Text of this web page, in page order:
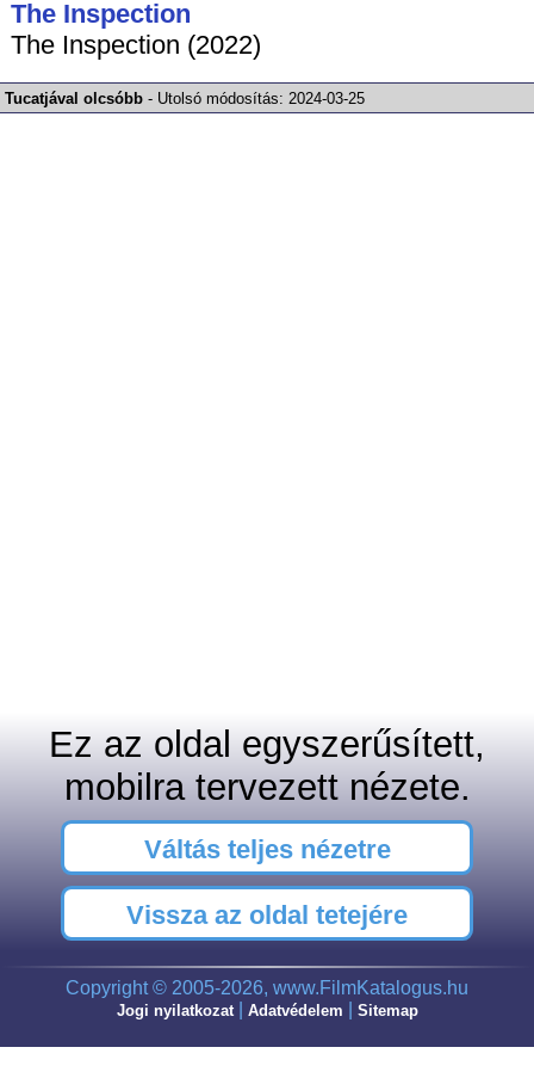
The Inspection
The Inspection (2022)
Tucatjával olcsóbb - Utolsó módosítás: 2024-03-25
Ez az oldal egyszerűsített,
mobilra tervezett nézete.
Váltás teljes nézetre
Vissza az oldal tetejére
Copyright © 2005-2026, www.FilmKatalogus.hu
Jogi nyilatkozat| Adatvédelem Sitemap